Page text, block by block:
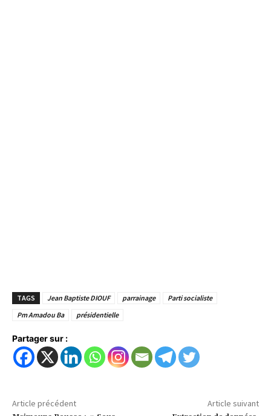
TAGS Jean Baptiste DIOUF parrainage
Parti socialiste
Pm Amadou Ba
présidentielle
Partager sur :
Article précédent Article suivant